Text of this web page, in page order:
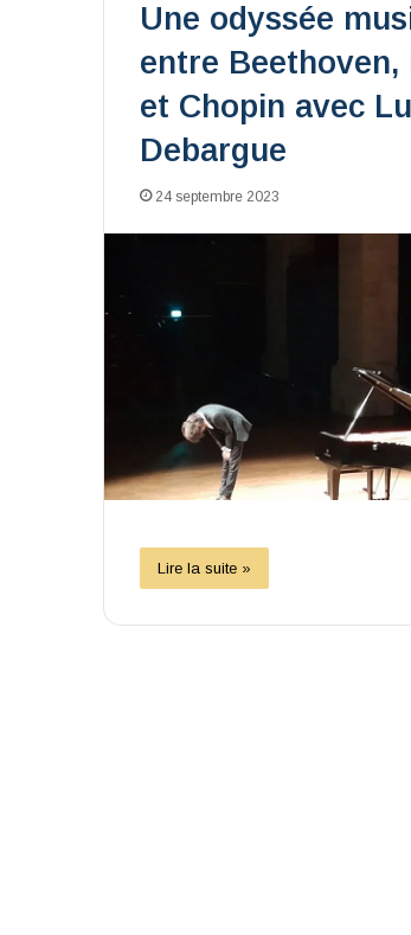
Une odyssée
entre Beethoven,
et Chopin avec
Debargue
24 septembre 2023
Lire la suite »